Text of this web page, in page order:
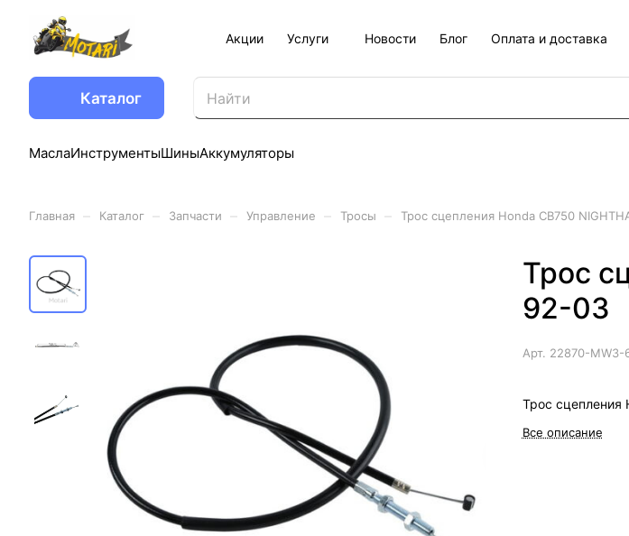
Акции Услуги Новости Блог Оплата и доставка
Каталог
МаслаИнструментыШиныАккумуляторы
Главная Каталог Запчасти Управление Тросы Трос сцепления Honda CB750
Трос
92-03
Арт. 22870-MW3-
Трос сцепления
Все описание